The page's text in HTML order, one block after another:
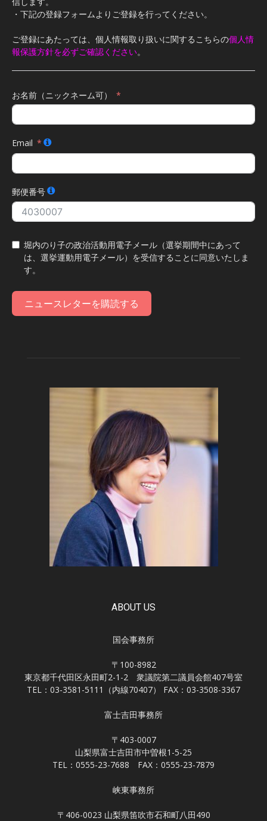
・下記の登録フォームよりご登録を行ってください。
ご登録にあたっては、個人情報取り扱いに関するこちらの個人情
報保護方針を必ずご確認ください。
お名前（ニックネーム可）
Email
郵便番号
堀内のり子の政治活動用電子メール（選挙期間中にあって
は、選挙運動用電子メール）を受信することに同意いたしま
す。
ニュースレターを購読する
ABOUT US
国会事務所
〒100-8982
東京都千代田区永田町2-1-2 衆議院第二議員会館407号室
TEL：03-3581-5111（内線70407） FAX：03-3508-3367
富士吉田事務所
〒403-0007
山梨県富士吉田市中曽根1-5-25
TEL：0555-23-7688 FAX：0555-23-7879
峡東事務所
〒406-0023 山梨県笛吹市石和町八田490